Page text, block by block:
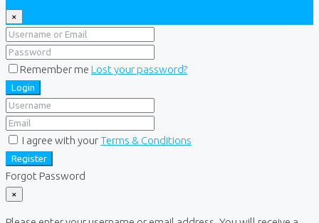
×
Remember me Lost your password?
Login
I agree with yourTerms & Conditions
Register
Forgot Password
×